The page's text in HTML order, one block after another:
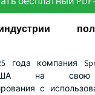
года компания
на свою
с